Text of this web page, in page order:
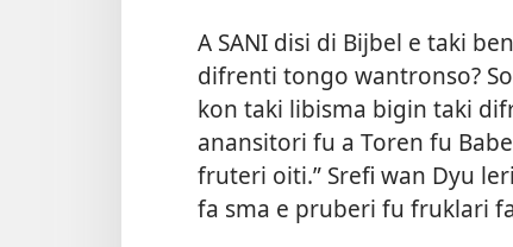
A SANI disi di Bijbel e taki
difrenti tongo wantronso?
kon taki libisma bigin taki
anansitori fu a Toren fu
fruteri oiti.” Srefi wan Dyu
fa sma e pruberi fu fruklari